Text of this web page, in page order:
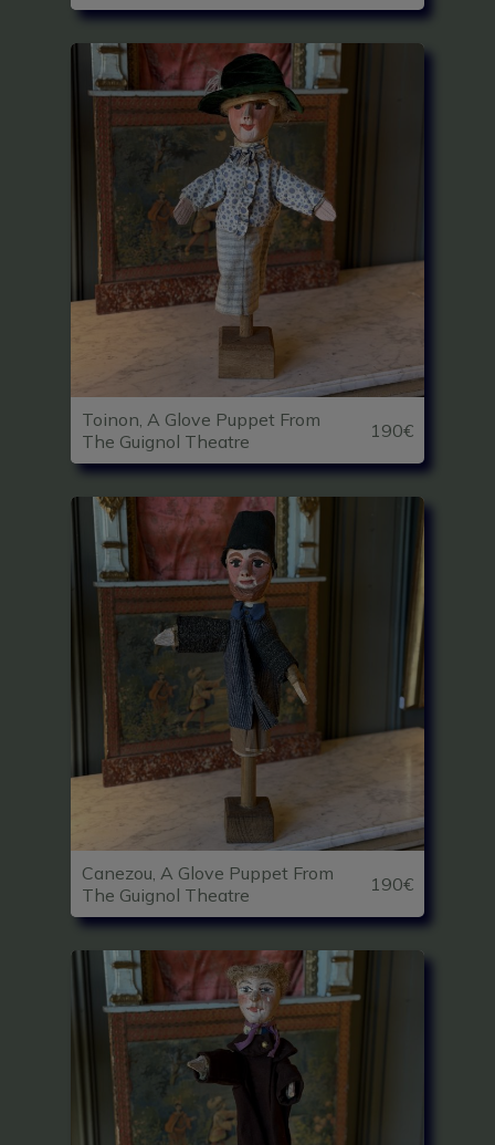
Toinon, A Glove Puppet From
The Guignol Theatre
190€
Canezou, A Glove Puppet From
The Guignol Theatre
190€